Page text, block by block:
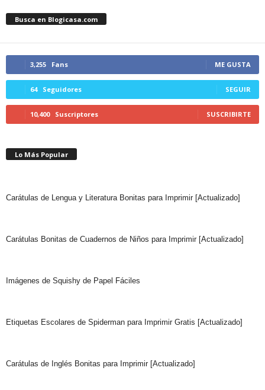
Busca en Blogicasa.com
3,255 Fans ME GUSTA
64 Seguidores SEGUIR
10,400 Suscriptores SUSCRIBIRTE
Lo Más Popular
Carátulas de Lengua y Literatura Bonitas para Imprimir [Actualizado]
Carátulas Bonitas de Cuadernos de Niños para Imprimir [Actualizado]
Imágenes de Squishy de Papel Fáciles
Etiquetas Escolares de Spiderman para Imprimir Gratis [Actualizado]
Carátulas de Inglés Bonitas para Imprimir [Actualizado]